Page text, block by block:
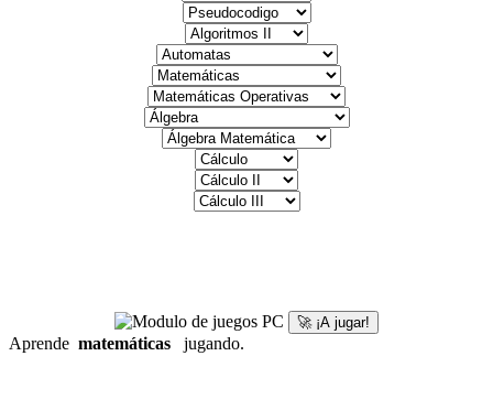
🚀 ¡A jugar!
Aprende matemáticas jugando.